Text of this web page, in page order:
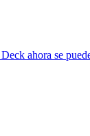
ahora se